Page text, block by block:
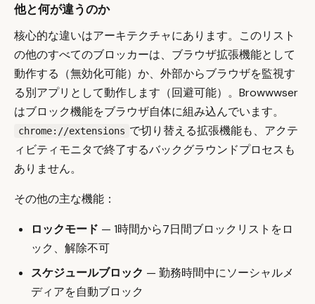
他と何が違うのか
核心的な違いはアーキテクチャにあります。このリスト
の他のすべてのブロッカーは、ブラウザ拡張機能として
動作する（無効化可能）か、外部からブラウザを監視す
る別アプリとして動作します（回避可能）。Browwwser
はブロック機能をブラウザ自体に組み込んでいます。
chrome://extensions で切り替える拡張機能も、アクテ
ィビティモニタで終了するバックグラウンドプロセスも
ありません。
その他の主な機能：
ロックモード — 1時間から7日間ブロックリストをロ
ック、解除不可
スケジュールブロック — 勤務時間中にソーシャルメ
ディアを自動ブロック